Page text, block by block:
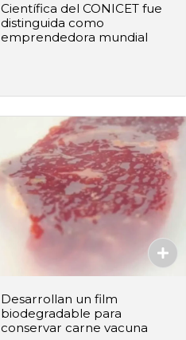
Científica del CONICET fue
distinguida como
emprendedora mundial
Desarrollan un film
biodegradable para
conservar carne vacuna